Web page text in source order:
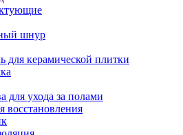
шнур
для керамической плитки
для ухода за полами
восстановления